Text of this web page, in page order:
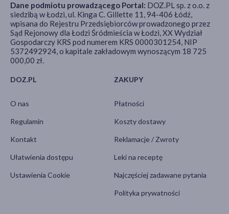
DOZ.PL
O nas
Regulamin
Kontakt
Ułatwienia dostępu
Ustawienia Cookie
ZAKUPY
Płatności
Koszty dostawy
Reklamacje / Zwroty
Leki na receptę
Najczęściej zadawane pytania
Polityka prywatności
Dane podmiotu prowadzącego Portal: DOZ.PL sp. z o.o. z
siedzibą w Łodzi, ul. Kinga C. Gillette 11, 94-406 Łódź,
wpisana do Rejestru Przedsiębiorców prowadzonego przez
Sąd Rejonowy dla Łodzi Śródmieścia w Łodzi, XX Wydział
Gospodarczy KRS pod numerem KRS 0000301254, NIP
5372492924, o kapitale zakładowym wynoszącym 18 725
000,00 zł.